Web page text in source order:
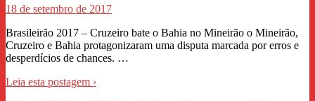
18 de setembro de 2017
Brasileirão 2017 – Cruzeiro bate o Bahia no Mineirão o Mineirão,
Cruzeiro e Bahia protagonizaram uma disputa marcada por erros e
desperdícios de chances. …
Leia esta postagem ›